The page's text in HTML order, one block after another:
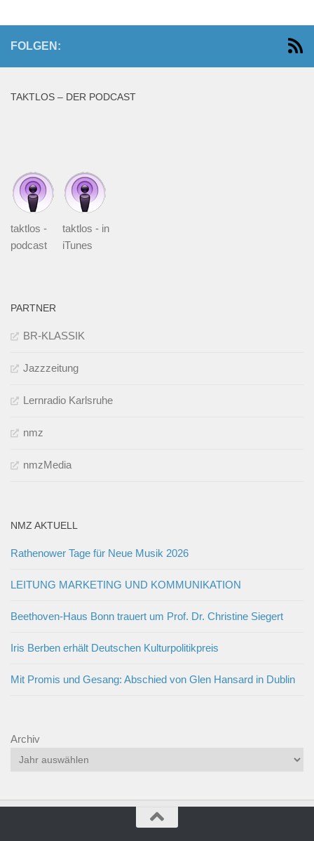
FOLGEN:
TAKTLOS – DER PODCAST
taktlos -
podcast
taktlos - in
iTunes
PARTNER
BR-KLASSIK
Jazzzeitung
Lernradio Karlsruhe
nmz
nmzMedia
NMZ AKTUELL
Rathenower Tage für Neue Musik 2026
LEITUNG MARKETING UND KOMMUNIKATION
Beethoven-Haus Bonn trauert um Prof. Dr. Christine Siegert
Iris Berben erhält Deutschen Kulturpolitikpreis
Mit Promis und Gesang: Abschied von Glen Hansard in Dublin
Archiv